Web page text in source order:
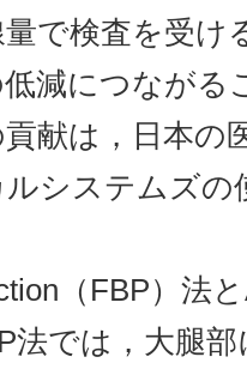
で検査を受け
減につながる
献は，日本の
システムズ
（FBP）法
法では，大腿